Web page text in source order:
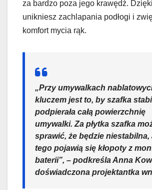
za bardzo poza jego krawędź.
unikniesz zachlapania podłogi i
komfort mycia rąk.
„Przy umywalkach
kluczem jest to, by szafka
podpierała całą powierzchnię
umywalki. Za płytka szafka
sprawić, że będzie niestabilna,
tego pojawią się kłopoty z
baterii”, – podkreśla Anna
doświadczona projektantka